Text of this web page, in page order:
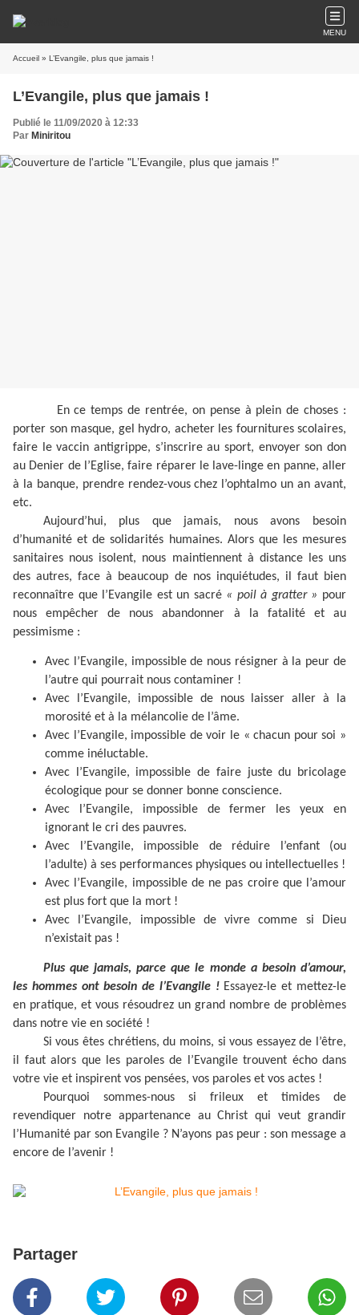
MENU
Accueil » L’Evangile, plus que jamais !
L’Evangile, plus que jamais !
Publié le 11/09/2020 à 12:33
Par Miniritou
En ce temps de rentrée, on pense à plein de choses :
porter son masque, gel hydro, acheter les fournitures scolaires,
faire le vaccin antigrippe, s’inscrire au sport, envoyer son don
au Denier de l’Eglise, faire réparer le lave-linge en panne, aller
à la banque, prendre rendez-vous chez l’ophtalmo un an avant,
etc.
Aujourd’hui, plus que jamais, nous avons besoin
d’humanité et de solidarités humaines. Alors que les mesures
sanitaires nous isolent, nous maintiennent à distance les uns
des autres, face à beaucoup de nos inquiétudes, il faut bien
reconnaître que l’Evangile est un sacré « poil à gratter » pour
nous empêcher de nous abandonner à la fatalité et au
pessimisme :
Avec l’Evangile, impossible de nous résigner à la peur de
l’autre qui pourrait nous contaminer !
Avec l’Evangile, impossible de nous laisser aller à la
morosité et à la mélancolie de l’âme.
Avec l’Evangile, impossible de voir le « chacun pour soi »
comme inéluctable.
Avec l’Evangile, impossible de faire juste du bricolage
écologique pour se donner bonne conscience.
Avec l’Evangile, impossible de fermer les yeux en
ignorant le cri des pauvres.
Avec l’Evangile, impossible de réduire l’enfant (ou
l’adulte) à ses performances physiques ou intellectuelles !
Avec l’Evangile, impossible de ne pas croire que l’amour
est plus fort que la mort !
Avec l’Evangile, impossible de vivre comme si Dieu
n’existait pas !
Plus que jamais, parce que le monde a besoin d’amour,
les hommes ont besoin de l’Evangile !Essayez-le et mettez-le
en pratique, et vous résoudrez un grand nombre de problèmes
dans notre vie en société !
Si vous êtes chrétiens, du moins, si vous essayez de l’être,
il faut alors que les paroles de l’Evangile trouvent écho dans
votre vie et inspirent vos pensées, vos paroles et vos actes !
Pourquoi sommes-nous si frileux et timides de
revendiquer notre appartenance au Christ qui veut grandir
l’Humanité par son Evangile ? N’ayons pas peur : son message a
encore de l’avenir !
Partager